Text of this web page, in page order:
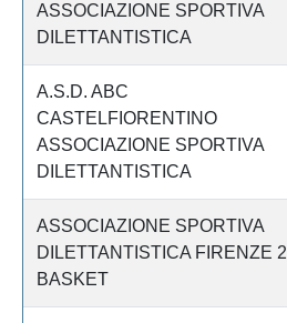
ASSOCIAZIONE SPORTIVA
DILETTANTISTICA
A.S.D. ABC
CASTELFIORENTINO
ASSOCIAZIONE SPORTIVA
DILETTANTISTICA
ASSOCIAZIONE SPORTIVA
DILETTANTISTICA FIRENZE 2
BASKET